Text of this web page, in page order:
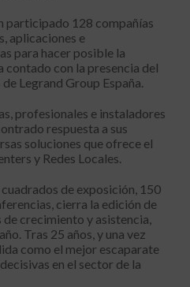
participado 128 compañías
aplicaciones e
para hacer posible la
con la presencia del
Legrand Group España.
profesionales e instaladores
respuesta a sus
soluciones que ofrece el
y Redes Locales.
de exposición, 150
cierra la edición de
crecimiento y asistencia,
Tras 25 años, y una vez
como el mejor escaparate
en el sector de la